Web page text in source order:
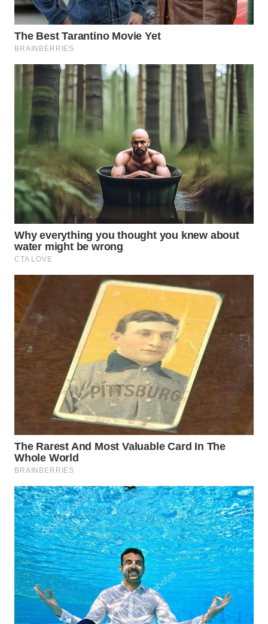
WN
DAIRI
WN
DANAU
TOBA
WN
NIAS
WN
LANGKAT
WN
TAPANULI
SELATAN
WN
LESUNG
WN
KARO
WN
SIMALUNGUN
WN
LABUHANBATU
WN
TAPANULI
TENGAH
WN DELI
SERDANG
WN
TEBING
TINGGI
WN
PAKPAK